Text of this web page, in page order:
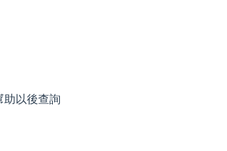
以後查詢